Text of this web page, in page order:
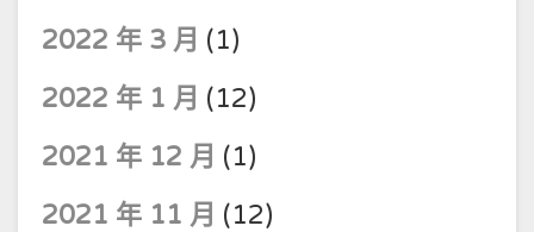
2022 年 3 月 (1)
2022 年 1 月 (12)
2021 年 12 月 (1)
2021 年 11 月 (12)